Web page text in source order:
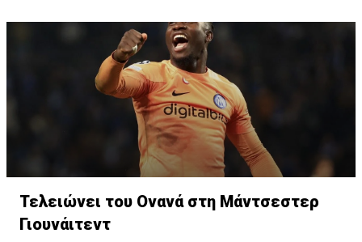
δείχνουν τον Ντέλε μαζί με τον πατέρα του όταν ήταν
παιδί. Του έχει γίνει πλύση εγκεφάλου», πρόσθεσε.
Τελειώνει του Ονανά στη Μάντσεστερ
Γιουνάιτεντ